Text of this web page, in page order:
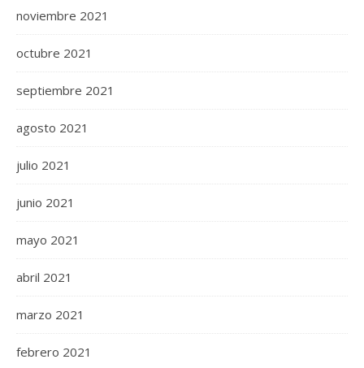
noviembre 2021
octubre 2021
septiembre 2021
agosto 2021
julio 2021
junio 2021
mayo 2021
abril 2021
marzo 2021
febrero 2021